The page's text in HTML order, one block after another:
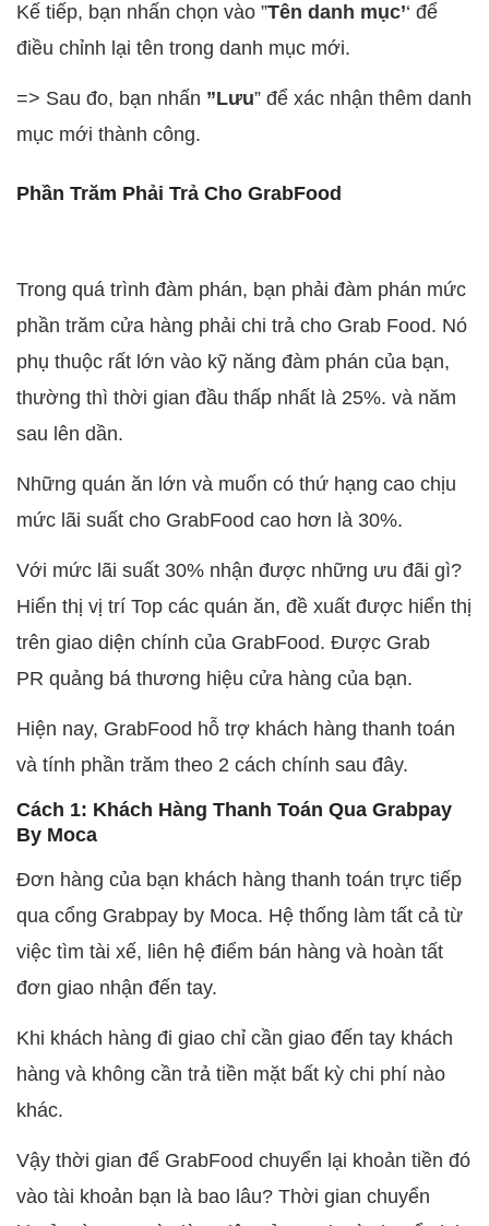
Kế tiếp, bạn nhấn chọn vào ”Tên danh mục’‘ để
điều chỉnh lại tên trong danh mục mới.
=> Sau đo, bạn nhấn ”Lưu” để xác nhận thêm danh
mục mới thành công.
Phần Trăm Phải Trả Cho GrabFood
Trong quá trình đàm phán, bạn phải đàm phán mức
phần trăm cửa hàng phải chi trả cho Grab Food. Nó
phụ thuộc rất lớn vào kỹ năng đàm phán của bạn,
thường thì thời gian đầu thấp nhất là 25%. và năm
sau lên dần.
Những quán ăn lớn và muốn có thứ hạng cao chịu
mức lãi suất cho GrabFood cao hơn là 30%.
Với mức lãi suất 30% nhận được những ưu đãi gì?
Hiển thị vị trí Top các quán ăn, đề xuất được hiển thị
trên giao diện chính của GrabFood. Được Grab
PR quảng bá thương hiệu cửa hàng của bạn.
Hiện nay, GrabFood hỗ trợ khách hàng thanh toán
và tính phần trăm theo 2 cách chính sau đây.
Cách 1: Khách Hàng Thanh Toán Qua Grabpay
By Moca
Đơn hàng của bạn khách hàng thanh toán trực tiếp
qua cổng Grabpay by Moca. Hệ thống làm tất cả từ
việc tìm tài xế, liên hệ điểm bán hàng và hoàn tất
đơn giao nhận đến tay.
Khi khách hàng đi giao chỉ cần giao đến tay khách
hàng và không cần trả tiền mặt bất kỳ chi phí nào
khác.
Vậy thời gian để GrabFood chuyển lại khoản tiền đó
vào tài khoản bạn là bao lâu? Thời gian chuyển